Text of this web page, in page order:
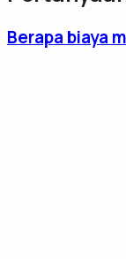
Berapa biaya